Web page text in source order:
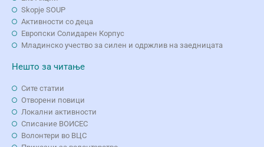
Skopje SOUP
Активности со деца
Европски Солидарен Корпус
Младинско учество за силен и одржлив на заедницата
Нешто за читање
Сите статии
Отворени повици
Локални активности
Списание ВОИСЕС
Волонтери во ВЦС